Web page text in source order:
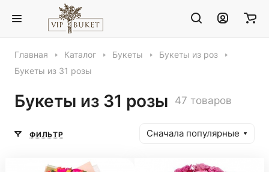
Главная Каталог Букеты
Букеты из роз
Букеты из 31 розы
Букеты из 31 розы 47 товаров
ФИЛЬТР Сначала популярные